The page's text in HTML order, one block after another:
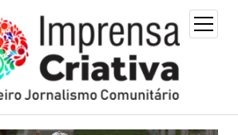
open
menu